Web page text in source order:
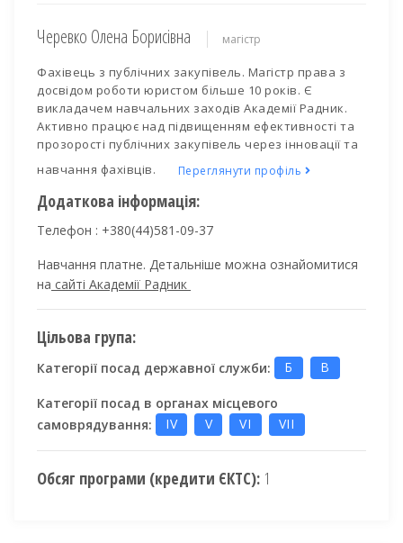
Черевко Олена Борисівна магістр
Фахівець з публічних закупівель. Магістр права з
досвідом роботи юристом більше 10 років. Є
викладачем навчальних заходів Академії Радник.
Активно працює над підвищенням ефективності та
прозорості публічних закупівель через інновації та
навчання фахівців.
Переглянути профіль
Додаткова інформація:
Телефон : +380(44)581-09-37
Навчання платне. Детальніше можна ознайомитися
на сайті Академії Радник
Цільова група:
Категорії посад державної служби: Б В
Категорії посад в органах місцевого
самоврядування:
IV V VI VII
Обсяг програми (кредити ЄКТС): 1